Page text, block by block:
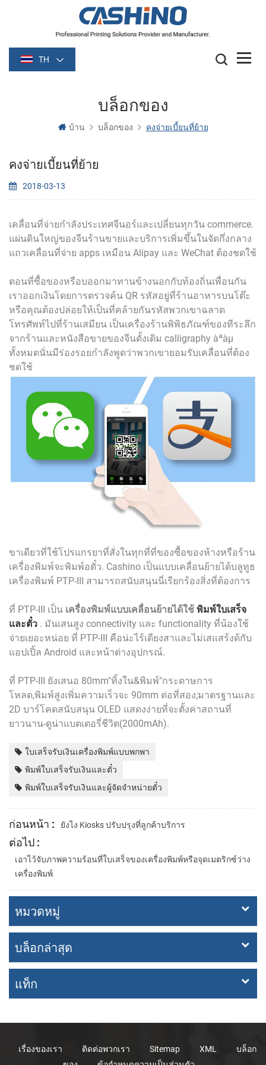
TH
บล็อกของ
บ้าน บล็อกของ คงจ่ายเบี้ยนที่ย้าย
คงจ่ายเบี้ยนที่ย้าย
2018-03-13
เคลื่อนที่จ่ายกำลังประเทศจีนอร์และเปลี่ยนทุกวัน commerce.
แผ่นดินใหญ่ของจีนร้านขายและบริการเพิ่มขึ้นในจัดกึ่งกลาง
แถวเคลื่อนที่จ่าย apps เหมือน Alipay และ WeChat ต้องชดใช้
ตอนที่ซื้อของหรือบออกมาทานข้างนอกกับท้องถิ่นเพื่อนกัน
เราออกเงินโดยการตรวจค้น QR รหัสอยู่ที่ร้านอาหารบนโต๊ะ
หรือคุณต้องปล่อยให้เป็นที่คล้ายกันรหัสพวกเขาฉลาด
โทรศัพท์ไปที่ร้านเสมียน เป็นเครื่องร้านพิพิธภัณฑ์ของทีระลึก
จากร้านและหนังสือขายของจีนดั้งเดิม calligraphy àªàµ
ทั้งหมดนั่นมีร่องรอยกำลังพูดว่าพวกเขายอมรับเคลื่อนที่ต้อง
ชดใช้
ขาเดียวที่ใช้โปรแกรยาที่สั่งในทุกที่ที่ของซื้อของห้างหรือร้าน
เครื่องพิมพ์จะพิมพ์อตั๋ว. Cashino เป็นแบบเคลื่อนย้ายได้บลูทูธ
เครื่องพิมพ์ PTP-III สามารถสนับสนุนนี่เรียกร้องสิ่งที่ต้องการ
ที่ PTP-III เป็น เครื่องพิมพ์แบบเคลื่อนย้ายได้ใช้ พิมพ์ใบเสร็จ
และตั๋ว . มันเสนสูง connectivity และ functionality ที่น้องใช้
จ่ายเยอะหน่อย ที่ PTP-III คือน่ะไร้เดียงสาและไม่เสแสร้งด้กับ
แอปเปิ้ล Android และหน้าต่างอุปกรณ์.
ที่ PTP-III ยังเสนอ 80mm"ทิ้งใน&พิมพ์"กระดาษการ
โหลด,พิมพ์สูงเพิ่มความเร็วจะ 90mm ต่อที่สอง;มาตรฐานและ
2D บาร์โคดสนับสนุน OLED แสดงง่ายที่จะตั้งค่าสถานที่
ยาวนาน-ดูน่าแบตเตอรี่ชีวิต(2000mAh).
ใบเสร็จรับเงินเครื่องพิมพ์แบบพกพา
พิมพ์ใบเสร็จรับเงินและตั๋ว
พิมพ์ใบเสร็จรับเงินและผู้จัดจำหน่ายตั๋ว
ก่อนหน้า : ยังไง Kiosks ปรับปรุงที่ลูกค้าบริการ
ต่อไป :
เอาไว้จับภาพความร้อนที่ใบเสร็จของเครื่องพิมพ์หรือจุดเมตริกซ์ว่าง
เครื่องพิมพ์
หมวดหมู่
บล็อกล่าสุด
แท็ก
เรื่องของเรา ติดต่อพวกเรา Sitemap XML
บล็อก